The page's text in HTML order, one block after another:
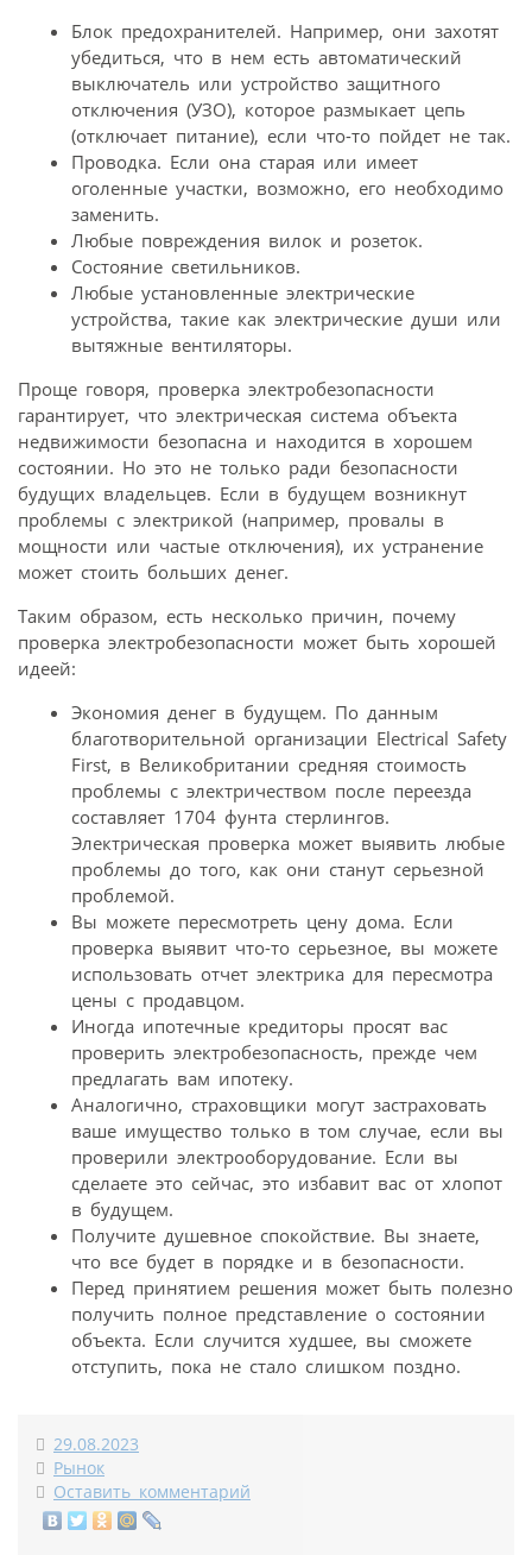
Блок предохранителей. Например, они захотят
убедиться, что в нем есть автоматический
выключатель или устройство защитного
отключения (УЗО), которое размыкает цепь
(отключает питание), если что-то пойдет не так.
Проводка. Если она старая или имеет
оголенные участки, возможно, его необходимо
заменить.
Любые повреждения вилок и розеток.
Состояние светильников.
Любые установленные электрические
устройства, такие как электрические души или
вытяжные вентиляторы.
Проще говоря, проверка электробезопасности
гарантирует, что электрическая система объекта
недвижимости безопасна и находится в хорошем
состоянии. Но это не только ради безопасности
будущих владельцев. Если в будущем возникнут
проблемы с электрикой (например, провалы в
мощности или частые отключения), их устранение
может стоить больших денег.
Таким образом, есть несколько причин, почему
проверка электробезопасности может быть хорошей
идеей:
Экономия денег в будущем. По данным
благотворительной организации Electrical Safety
First, в Великобритании средняя стоимость
проблемы с электричеством после переезда
составляет 1704 фунта стерлингов.
Электрическая проверка может выявить любые
проблемы до того, как они станут серьезной
проблемой.
Вы можете пересмотреть цену дома. Если
проверка выявит что-то серьезное, вы можете
использовать отчет электрика для пересмотра
цены с продавцом.
Иногда ипотечные кредиторы просят вас
проверить электробезопасность, прежде чем
предлагать вам ипотеку.
Аналогично, страховщики могут застраховать
ваше имущество только в том случае, если вы
проверили электрооборудование. Если вы
сделаете это сейчас, это избавит вас от хлопот
в будущем.
Получите душевное спокойствие. Вы знаете,
что все будет в порядке и в безопасности.
Перед принятием решения может быть полезно
получить полное представление о состоянии
объекта. Если случится худшее, вы сможете
отступить, пока не стало слишком поздно.
29.08.2023
Рынок
Оставить комментарий